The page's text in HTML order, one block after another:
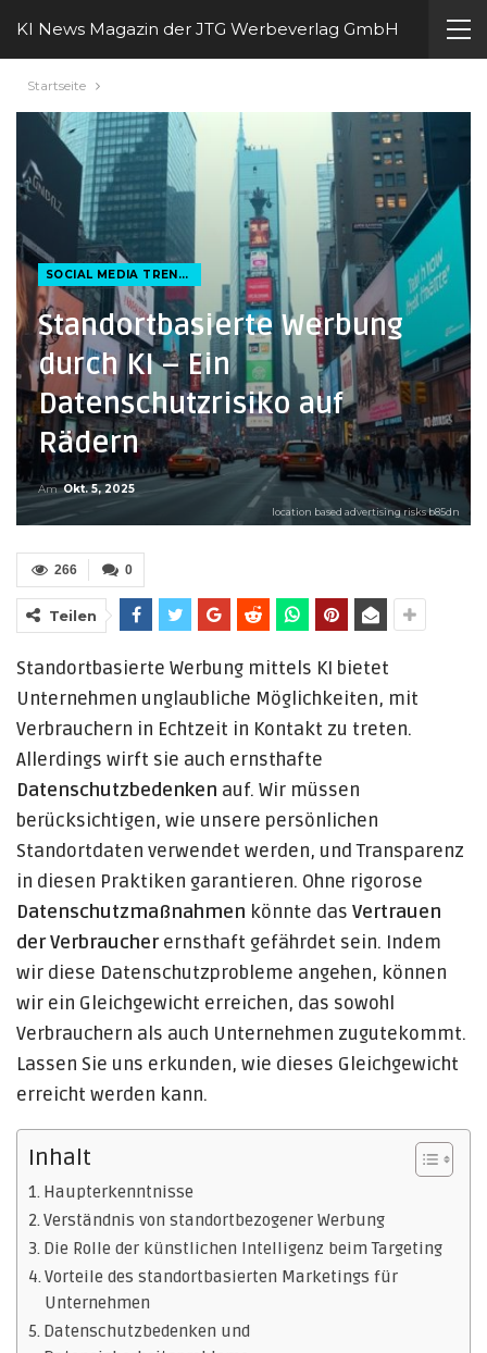
KI News Magazin der JTG Werbeverlag GmbH
Startseite
SOCIAL MEDIA TRENDS
Standortbasierte Werbung
durch KI – Ein
Datenschutzrisiko auf
Rädern
AmOkt. 5, 2025
location based advertising risks b85dn
0
266
Teilen
Standortbasierte Werbung mittels KI bietet
Unternehmen unglaubliche Möglichkeiten, mit
Verbrauchern in Echtzeit in Kontakt zu treten.
Allerdings wirft sie auch ernsthafte
Datenschutzbedenken auf. Wir müssen
berücksichtigen, wie unsere persönlichen
Standortdaten verwendet werden, und Transparenz
in diesen Praktiken garantieren. Ohne rigorose
Datenschutzmaßnahmen könnte das Vertrauen
der Verbraucherernsthaft gefährdet sein. Indem
wir diese Datenschutzprobleme angehen, können
wir ein Gleichgewicht erreichen, das sowohl
Verbrauchern als auch Unternehmen zugutekommt.
Lassen Sie uns erkunden, wie dieses Gleichgewicht
erreicht werden kann.
Inhalt
Haupterkenntnisse
Verständnis von standortbezogener Werbung
Die Rolle der künstlichen Intelligenz beim Targeting
Vorteile des standortbasierten Marketings für
Unternehmen
Datenschutzbedenken und